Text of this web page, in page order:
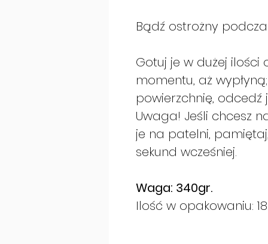
Bądź ostrożny
Gotuj je w dużej
momentu, aż
powierzchnię,
Uwaga! Jeśli chcesz
je na patelni,
sekund wcześniej.
Waga: 340gr.
Ilość w opakowaniu: 18